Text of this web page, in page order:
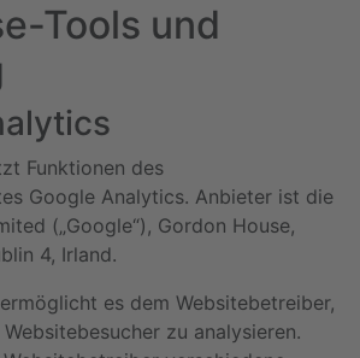
Tools und
Funktionen des
Google Analytics. Anbieter ist die
(„Google“), Gordon House,
4, Irland.
es dem Websitebetreiber,
zu analysieren.